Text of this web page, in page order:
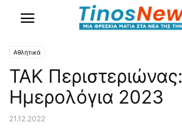
Αθλητικά
ΤΑΚ Περιστεριώνας:
Ημερολόγια 2023
21.12.2022